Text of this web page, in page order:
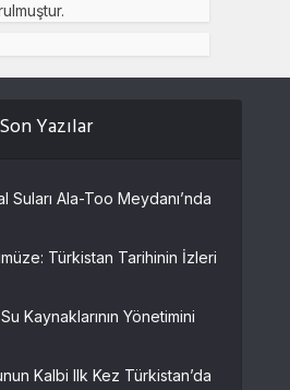
Son Yazılar
Suları Ala-Too Meydanı’nda
Türkistan Tarihinin İzleri
Kaynaklarının Yönetimini
Kalbi Ilk Kez Türkistan’da